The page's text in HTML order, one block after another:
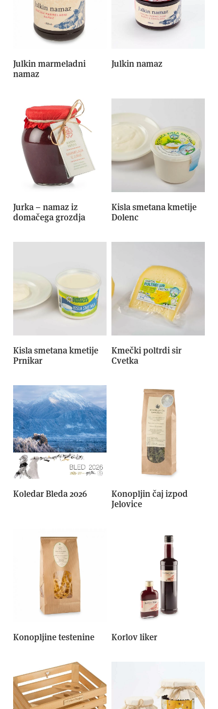
Julkin marmeladni
namaz
Julkin namaz
Jurka – namaz iz
domačega grozdja
Kisla smetana kmetije
Dolenc
Kisla smetana kmetije
Prnikar
Kmečki poltrdi sir
Cvetka
Koledar Bleda 2026
Konopljin čaj izpod
Jelovice
Konopljine testenine Korlov liker